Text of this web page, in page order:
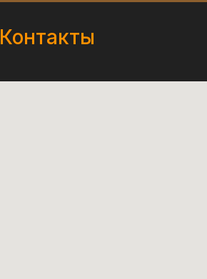
Контакты